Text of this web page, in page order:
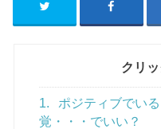
クリ
1.
ポジティブでい
覚・・・でいい？